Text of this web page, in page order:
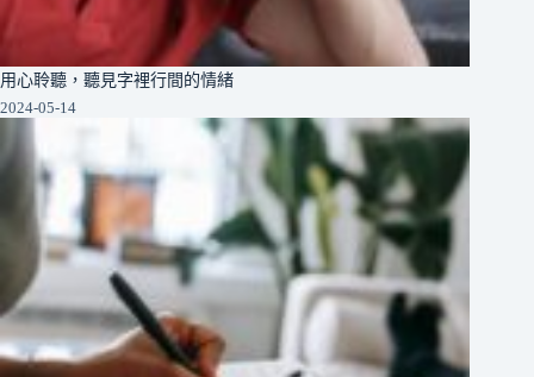
用心聆聽，聽見字裡行間的情緒
2024-05-14